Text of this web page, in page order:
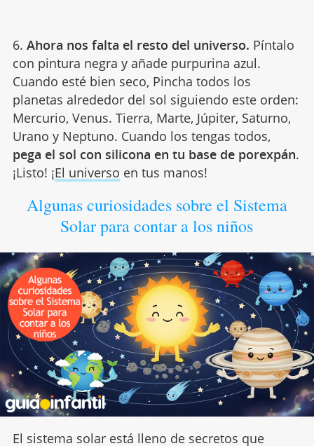
6. Ahora nos falta el resto del universo. Píntalo
con pintura negra y añade purpurina azul.
Cuando esté bien seco, Pincha todos los
planetas alrededor del sol siguiendo este orden:
Mercurio, Venus. Tierra, Marte, Júpiter, Saturno,
Urano y Neptuno. Cuando los tengas todos,
pega el sol con silicona en tu base de porexpán.
¡Listo! ¡El universo en tus manos!
Algunas curiosidades sobre el Sistema
Solar para contar a los niños
El sistema solar está lleno de secretos que